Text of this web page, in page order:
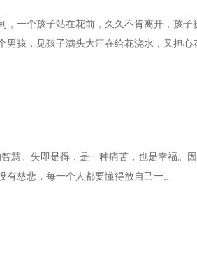
一个孩子站在花前，久久不肯离开，孩
孩，见孩子满头大汗在给花浇水，又担心
慧。失即是得，是一种痛苦，也是幸福。
慈悲，每一个人都要懂得放自己一..